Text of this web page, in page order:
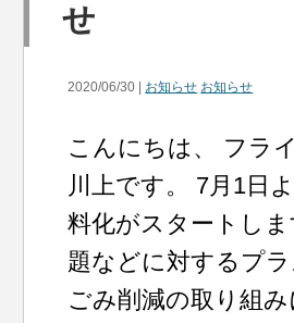
せ
2020/06/30 | お知らせ お知らせ
こんにちは、 フラ
川上です。 7月1日
料化がスタートしま
題などに対するプ
ごみ削減の取り組